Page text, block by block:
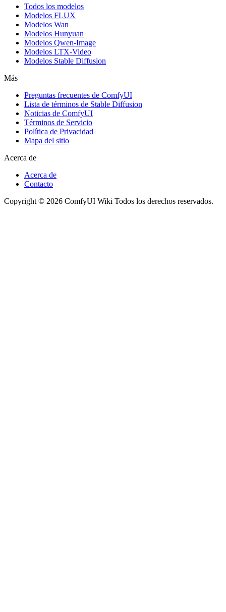
Todos los modelos
Modelos FLUX
Modelos Wan
Modelos Hunyuan
Modelos Qwen-Image
Modelos LTX-Video
Modelos Stable Diffusion
Más
Preguntas frecuentes de ComfyUI
Lista de términos de Stable Diffusion
Noticias de ComfyUI
Términos de Servicio
Política de Privacidad
Mapa del sitio
Acerca de
Acerca de
Contacto
Copyright © 2026 ComfyUI Wiki Todos los derechos reservados.